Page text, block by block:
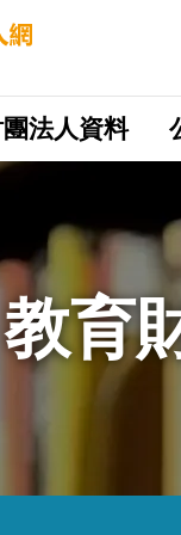
法人資料
教育